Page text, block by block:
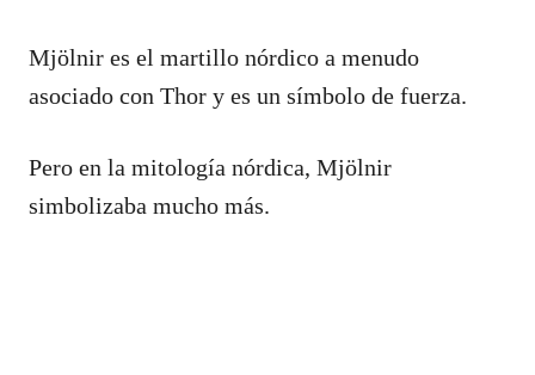
Mjölnir es el martillo nórdico a menudo
asociado con Thor y es un símbolo de fuerza.
Pero en la mitología nórdica, Mjölnir
simbolizaba mucho más.